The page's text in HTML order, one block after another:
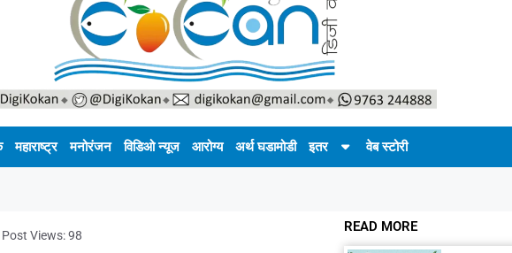
महाराष्ट्र मनोरंजन विडिओ न्यूज आरोग्य अर्थ घडामोडी इतर वेब स्टोरी
Post Views:98
READ MORE